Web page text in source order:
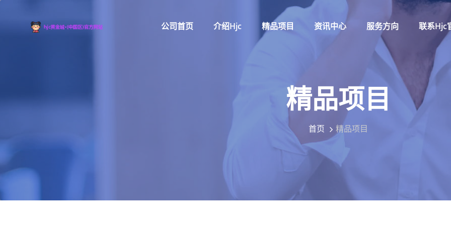
公司首页 介绍hjc 精品项目 资讯中心 服务方向 联系hjc
精品项目
首页 精品项目